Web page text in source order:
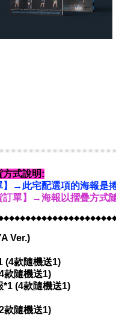
式說明:
】→此宅配選項的海報是
訂單】→海報以摺疊方式
Ver.)
(4款隨機送1)
款隨機送1)
*1 (4款隨機送1)
款隨機送1)